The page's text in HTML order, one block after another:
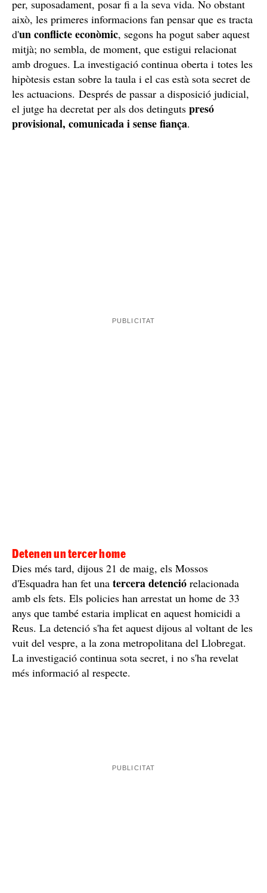
per, suposadament, posar fi a la seva vida. No obstant
això, les primeres informacions fan pensar que es tracta
d'un conflicte econòmic, segons ha pogut saber aquest
mitjà; no sembla, de moment, que estigui relacionat
amb drogues. La investigació continua oberta i totes les
hipòtesis estan sobre la taula i el cas està sota secret de
les actuacions. Després de passar a disposició judicial,
el jutge ha decretat per als dos detinguts presó
provisional, comunicada i sense fiança.
Detenen un tercer home
Dies més tard, dijous 21 de maig, els Mossos
d'Esquadra han fet una tercera detenció relacionada
amb els fets. Els policies han arrestat un home de 33
anys que també estaria implicat en aquest homicidi a
Reus. La detenció s'ha fet aquest dijous al voltant de les
vuit del vespre, a la zona metropolitana del Llobregat.
La investigació continua sota secret, i no s'ha revelat
més informació al respecte.